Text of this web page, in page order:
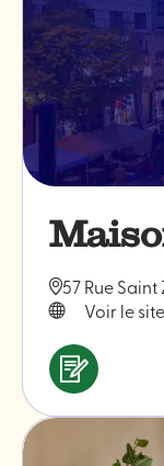
57 Rue
Voir le
Services